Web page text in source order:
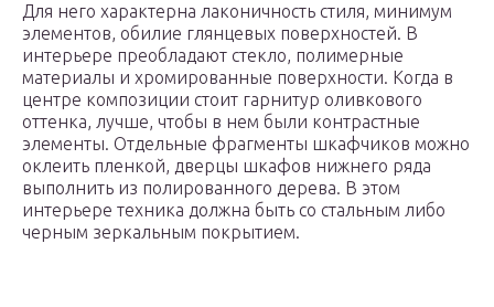
Для него характерна лаконичность стиля, минимум
элементов, обилие глянцевых поверхностей. В
интерьере преобладают стекло, полимерные
материалы и хромированные поверхности. Когда в
центре композиции стоит гарнитур оливкового
оттенка, лучше, чтобы в нем были контрастные
элементы. Отдельные фрагменты шкафчиков можно
оклеить пленкой, дверцы шкафов нижнего ряда
выполнить из полированного дерева. В этом
интерьере техника должна быть со стальным либо
черным зеркальным покрытием.